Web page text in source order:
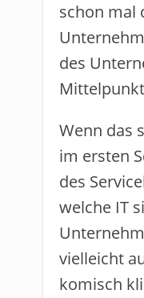
schon mal
des
Wenn das
im ersten
des
welche IT
vielleicht
komisch